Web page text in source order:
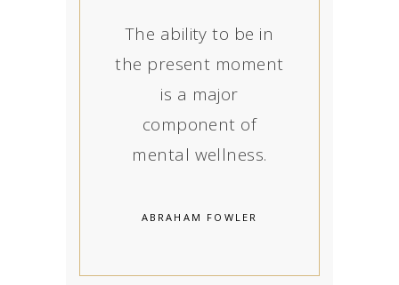
The ability to be in
the present moment
is a major
component of
mental wellness.
ABRAHAM FOWLER